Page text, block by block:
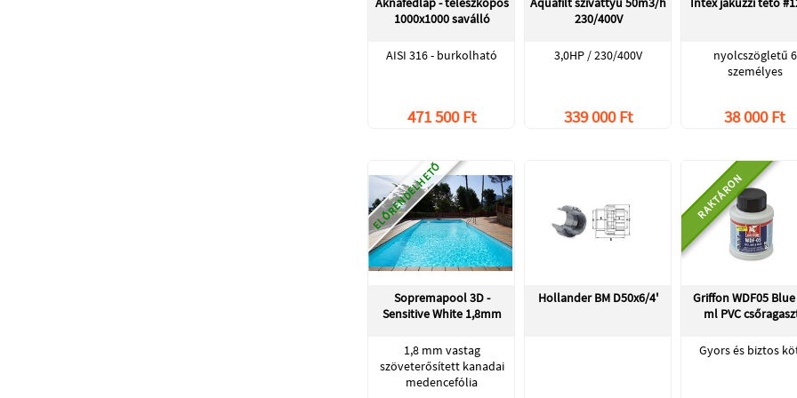
1000x1000 saválló
AISI 316 - burkolható
471 500 Ft
230/400V
3,0HP / 230/400V
339 000 Ft
nyolcszögletű 6
személyes
38 000 Ft
ELŐRENDELHETŐ
Sopremapool 3D -
Sensitive White 1,8mm
1,8 mm vastag
szöveterősített kanadai
medencefólia
Hollander BM D50x6/4'
RAKTÁRON
Griffon WDF05
ml PVC
Gyors és biztos